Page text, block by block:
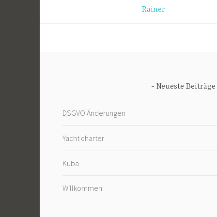
Rainer
Neueste Beiträge
DSGVO Änderungen
Yacht charter
Kuba
Willkommen